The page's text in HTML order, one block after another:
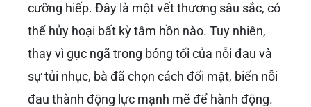
cưỡng hiếp. Đây là một vết thương sâu sắc, có
thể hủy hoại bất kỳ tâm hồn nào. Tuy nhiên,
thay vì gục ngã trong bóng tối của nỗi đau và
sự tủi nhục, bà đã chọn cách đối mặt, biến nỗi
đau thành động lực mạnh mẽ để hành động.